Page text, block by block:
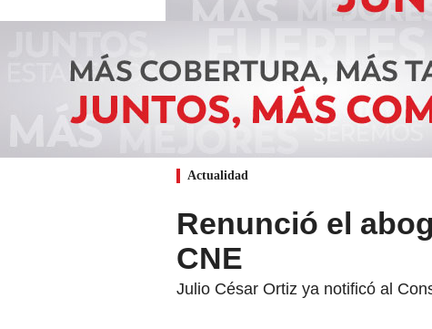
Actualidad
Renunció el
CNE
Julio César Ortiz ya notificó al